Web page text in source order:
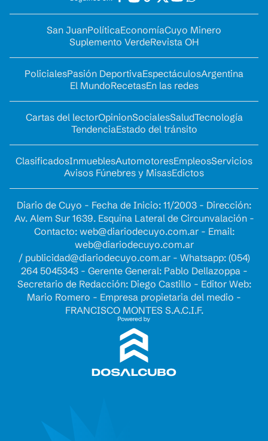
San JuanPolíticaEconomíaCuyo Minero
Suplemento VerdeRevista OH
PolicialesPasión DeportivaEspectáculosArgentina
El MundoRecetasEn las redes
Cartas del lectorOpinionSocialesSaludTecnología
TendenciaEstado del tránsito
ClasificadosInmueblesAutomotoresEmpleosServicios
Avisos Fúnebres y MisasEdictos
Diario de Cuyo - Fecha de Inicio: 11/2003 - Dirección:
Av. Alem Sur 1639. Esquina Lateral de Circunvalación -
Contacto: web@diariodecuyo.com.ar- Email:
web@diariodecuyo.com.ar
/ publicidad@diariodecuyo.com.ar- Whatsapp: (054)
264 5045343 - Gerente General: Pablo Dellazoppa -
Secretario de Redacción: Diego Castillo - Editor Web:
Mario Romero - Empresa propietaria del medio -
FRANCISCO MONTES S.A.C.I.F.